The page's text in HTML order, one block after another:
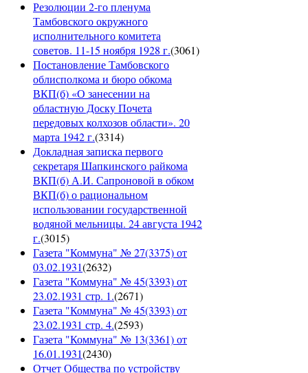
Резолюции 2-го пленума
Тамбовского окружного
исполнительного комитета
советов. 11-15 ноября 1928 г.(3061)
Постановление Тамбовского
облисполкома и бюро обкома
ВКП(б) «О занесении на
областную Доску Почета
передовых колхозов области». 20
марта 1942 г.(3314)
Докладная записка первого
секретаря Шапкинского райкома
ВКП(б) А.И. Сапроновой в обком
ВКП(б) о рациональном
использовании государственной
водяной мельницы. 24 августа 1942
г.(3015)
Газета "Коммуна" № 27(3375) от
03.02.1931(2632)
Газета "Коммуна" № 45(3393) от
23.02.1931 стр. 1.(2671)
Газета "Коммуна" № 45(3393) от
23.02.1931 стр. 4.(2593)
Газета "Коммуна" № 13(3361) от
16.01.1931(2430)
Отчет Общества по устройству